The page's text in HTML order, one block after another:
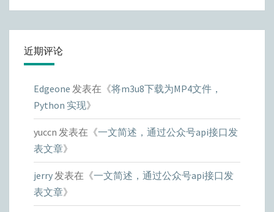
近期评论
Edgeone 发表在《将m3u8下载为MP4文件，
Python 实现》
yuccn 发表在《一文简述，通过公众号api接口发
表文章》
jerry发表在《一文简述，通过公众号api接口发
表文章》